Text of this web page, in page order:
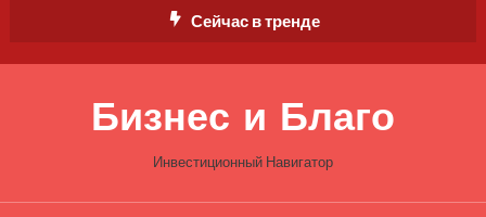
Сейчас в тренде
Бизнес и Благо
Инвестиционный Навигатор